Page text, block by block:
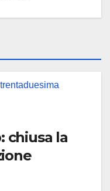
chiusa la